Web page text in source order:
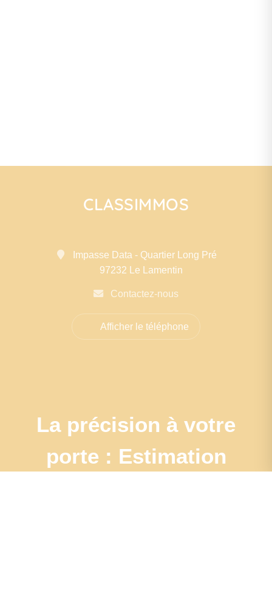
CLASSIMMOS
Impasse Data - Quartier Long Pré
97232 Le Lamentin
Contactez-nous
Afficher le téléphone
La précision à votre
porte : Estimation